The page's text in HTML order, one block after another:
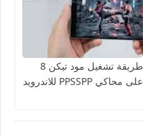
طريقة تشغيل مود تيكن 8
على محاكي PPSSPP للاندرويد